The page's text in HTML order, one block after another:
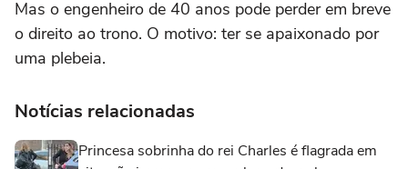
Mas o engenheiro de 40 anos pode perder em breve
o direito ao trono. O motivo: ter se apaixonado por
uma plebeia.
Notícias relacionadas
Princesa sobrinha do rei Charles é flagrada em